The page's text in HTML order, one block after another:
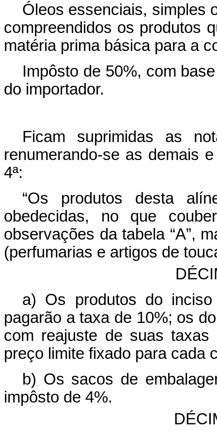
Óleos essenciais, simples
compreendidos os produtos
matéria prima básica para a
Impôsto de 50%, com
do importador.
Ficam suprimidas as
renumerando-se as demais
4ª:
“Os produtos desta
obedecidas, no que
observações da tabela “A”,
(perfumarias e artigos de
a) Os produtos do
pagarão a taxa de 10%; os
com reajuste de suas
preço limite fixado para cada
b) Os sacos de
impôsto de 4%.